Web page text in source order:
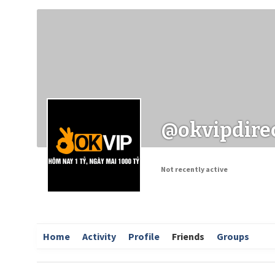
Заходи
Not recently active
Home Activity Profile Friends Groups